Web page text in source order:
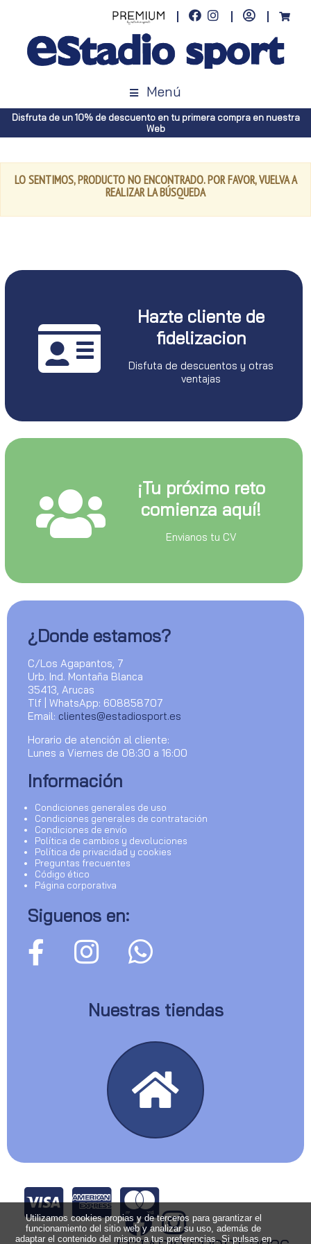
Menú
Disfruta de un 10% de descuento en tu primera compra en nuestra
Web
LO SENTIMOS, PRODUCTO NO ENCONTRADO. POR FAVOR, VUELVA A
REALIZAR LA BÚSQUEDA
Hazte cliente de
fidelizacion
Disfuta de descuentos y otras
ventajas
¡Tu próximo reto
comienza aquí!
Envianos tu CV
¿Donde estamos?
C/Los Agapantos, 7
Urb. Ind. Montaña Blanca
35413, Arucas
Tlf | WhatsApp: 608858707
Email: clientes@estadiosport.es
Horario de atención al cliente:
Lunes a Viernes de 08:30 a 16:00
Información
Condiciones generales de uso
Condiciones generales de contratación
Condiciones de envío
Política de cambios y devoluciones
Política de privacidad y cookies
Preguntas frecuentes
Código ético
Página corporativa
Siguenos en:
Nuestras tiendas
Utilizamos cookies propias y de terceros para garantizar el
funcionamiento del sitio web y analizar su uso, además de
adaptar el contenido del mismo a tus preferencias. Si pulsas en